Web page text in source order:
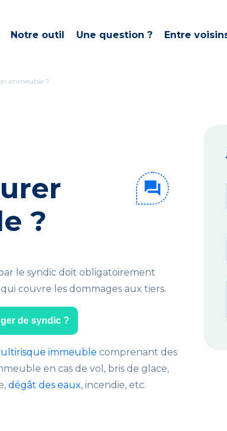
Notre outil Une question ? Entre
immeuble ?
?
forum
le syndic doit obligatoirement
couvre les dommages aux tiers.
de syndic ?
immeuble comprenant des
en cas de vol, bris de glace,
dégât des eaux, incendie, etc.